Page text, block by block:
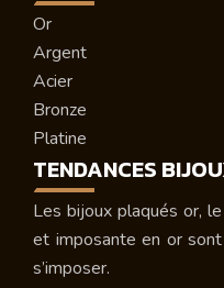
Or
Argent
Acier
Bronze
Platine
TENDANCES
Les bijoux plaqués or,
et imposante en or
s’imposer.